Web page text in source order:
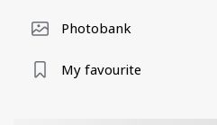
Photobank
My favourite